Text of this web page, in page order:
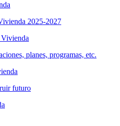
2025-2027
planes, programas, etc.
futuro